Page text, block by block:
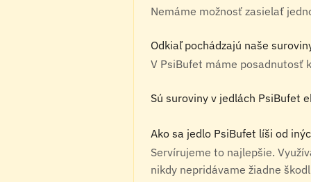
Nemáme možnosť zasielať
Odkiaľ pochádzajú naše
V PsiBufet máme posadnutosť
Sú suroviny v jedlách PsiBufet
Ako sa jedlo PsiBufet líši od
Servírujeme to najlepšie.
nikdy nepridávame žiadne